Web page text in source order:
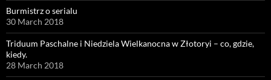
Burmistrz o serialu
30 March 2018
Triduum Paschalne i Niedziela Wielkanocna w Złotoryi – co, gdzie,
kiedy.
28 March 2018